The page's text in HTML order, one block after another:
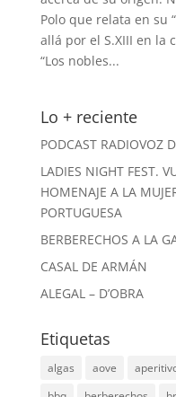
Polo que relata en su
allá por el S.XIII en la
“Los nobles...
Lo + reciente
PODCAST RADIOVOZ
LADIES NIGHT FEST.
HOMENAJE A LA
PORTUGUESA
BERBERECHOS A LA
CASAL DE ARMÁN
ALEGAL – D’OBRA
Etiquetas
algas aove